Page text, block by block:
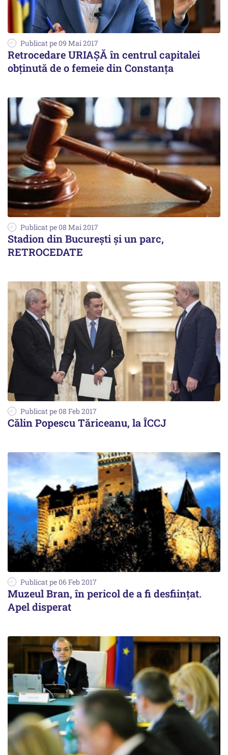
Publicat pe 09 Mai 2017
Retrocedare URIAȘĂ în centrul capitalei
obținută de o femeie din Constanța
Publicat pe 08 Mai 2017
Stadion din București și un parc,
RETROCEDATE
Publicat pe 08 Feb 2017
Călin Popescu Tăriceanu, la ÎCCJ
Publicat pe 06 Feb 2017
Muzeul Bran, în pericol de a fi desființat.
Apel disperat